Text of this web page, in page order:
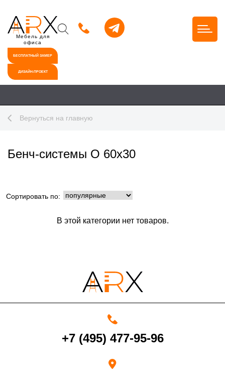
Мебель для
офиса
БЕСПЛАТНЫЙ ЗАМЕР
ДИЗАЙН-ПРОЕКТ
Вернуться на главную
Бенч-системы О 60x30
Сортировать по:
В этой категории нет товаров.
+7 (495) 477-95-96